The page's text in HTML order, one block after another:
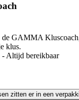
GAMMA
klus.
Altijd bereikbaar
zitten er in een